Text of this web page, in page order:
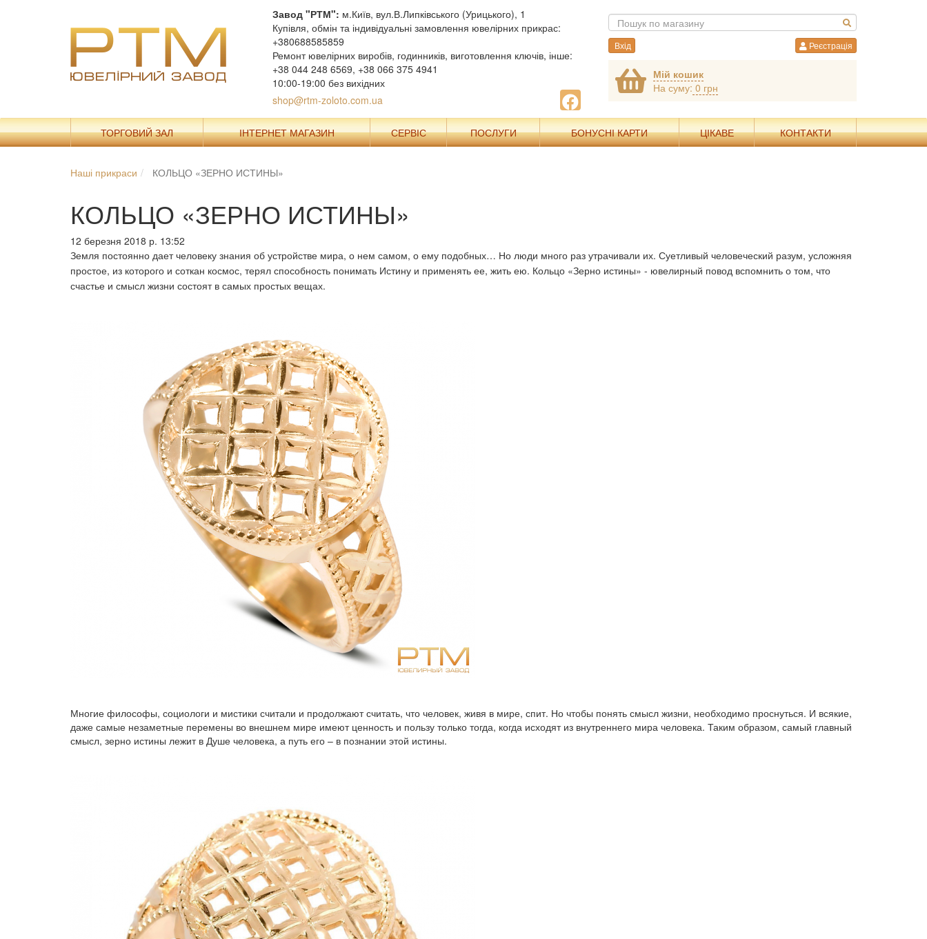
Завод "РТМ": м.Київ, вул.В.Липківського (Урицького), 1
Купівля, обмін та індивідуальні замовлення ювелірних прикрас:
+380688585859
Ремонт ювелірних виробів, годинників, виготовлення ключів, інше:
+38 044 248 6569, +38 066 375 4941
10:00-19:00 без вихідних
shop@rtm-zoloto.com.ua
Вхід Реєстрація
Мій кошик
На суму: 0 грн
ТОРГОВИЙ ЗАЛ ІНТЕРНЕТ МАГАЗИН СЕРВІС ПОСЛУГИ БОНУСНІ КАРТИ ЦІКАВЕ КОНТАКТИ
Наші прикраси КОЛЬЦО «ЗЕРНО ИСТИНЫ»
КОЛЬЦО «ЗЕРНО ИСТИНЫ»
12 березня 2018 р. 13:52
Земля постоянно дает человеку знания об устройстве мира, о нем самом, о ему подобных… Но люди много раз утрачивали их. Суетливый человеческий разум, усложняя
простое, из которого и соткан космос, терял способность понимать Истину и применять ее, жить ею. Кольцо «Зерно истины» - ювелирный повод вспомнить о том, что
счастье и смысл жизни состоят в самых простых вещах.
Многие философы, социологи и мистики считали и продолжают считать, что человек, живя в мире, спит. Но чтобы понять смысл жизни, необходимо проснуться. И всякие,
даже самые незаметные перемены во внешнем мире имеют ценность и пользу только тогда, когда исходят из внутреннего мира человека. Таким образом, самый главный
смысл, зерно истины лежит в Душе человека, а путь его – в познании этой истины.